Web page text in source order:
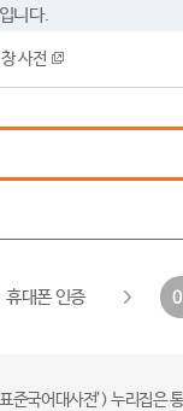
니다.
사전
휴대폰 인증
준국어대사전’) 누리집